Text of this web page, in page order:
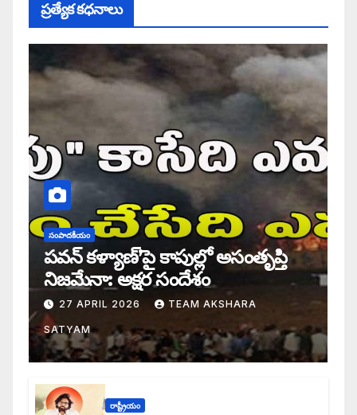
ప్రత్యేక కధనాలు
సంపాదకీయం
పవన్ కళ్యాణ్’పై కాపుల్లో అసంతృప్తి
నిజమేనా: అక్షర సందేశం
27 APRIL 2026 TEAM AKSHARA
SATYAM
రాష్ట్రీయం